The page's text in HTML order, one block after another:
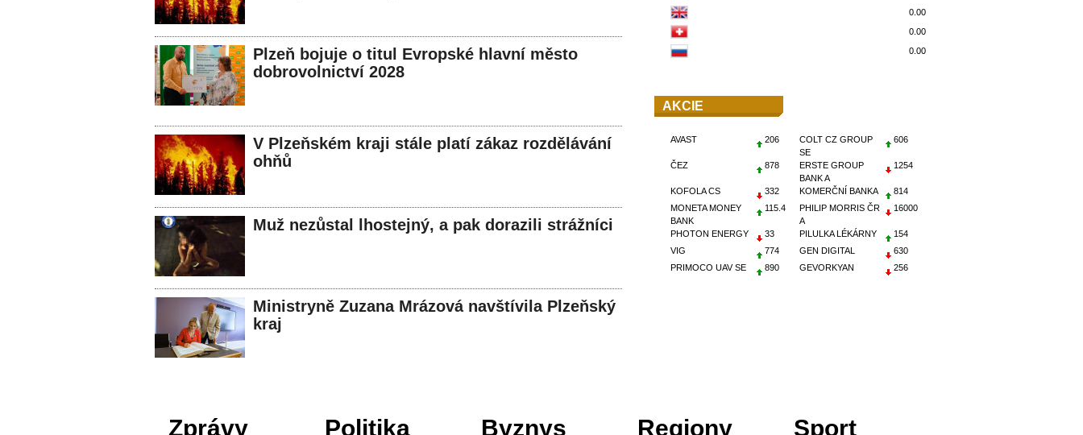
Plzeň bojuje o titul Evropské hlavní město
dobrovolnictví 2028
V Plzeňském kraji stále platí zákaz rozdělávání
ohňů
Muž nezůstal lhostejný, a pak dorazili strážníci
Ministryně Zuzana Mrázová navštívila Plzeňský
kraj
0.00
0.00
0.00
AKCIE
AVAST 206
COLT CZ GROUP
SE
606
ČEZ 878
ERSTE GROUP
BANK A
1254
KOFOLA CS 332 KOMERČNÍ BANKA
814
MONETA MONEY
BANK
115.4
PHILIP MORRIS ČR
A
16000
PHOTON ENERGY 33 PILULKA LÉKÁRNY
154
VIG
774 GEN DIGITAL
630
PRIMOCO UAV SE
890 GEVORKYAN 256
Zprávy Politika Byznys Regiony Sport